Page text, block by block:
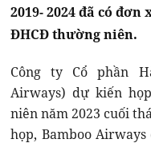
2019- 2024 đã có
ĐHCĐ thường niên.
Công ty Cổ phần
Airways) dự kiến
niên năm 2023 cuối
họp, Bamboo